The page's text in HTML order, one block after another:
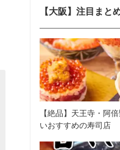
【大阪】注目まと
【絶品】天王寺・阿
いおすすめの寿司店